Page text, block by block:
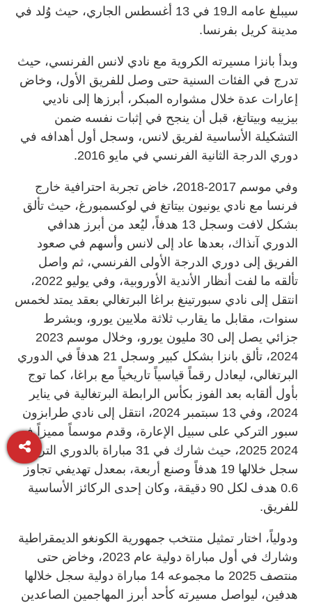
سيبلغ عامه الـ19 في 13 أغسطس الجاري، حيث وُلد في
مدينة كريل بفرنسا.
وبدأ بانزا مسيرته الكروية مع نادي لانس الفرنسي، حيث
تدرج في الفئات السنية حتى وصل للفريق الأول، وخاض
إعارات عدة خلال مشواره المبكر، أبرزها إلى ناديي
بيزييه وبيتاتغ، قبل أن ينجح في إثبات نفسه ضمن
التشكيلة الأساسية لفريق لانس، وسجل أول أهدافه في
دوري الدرجة الثانية الفرنسي في مايو 2016.
وفي موسم 2017-2018، خاض تجربة احترافية خارج
فرنسا مع نادي يونيون بيتاتغ في لوكسمبورغ، حيث تألق
بشكل لافت وسجل 13 هدفاً، ليُعد من أبرز هدافي
الدوري آنذاك، بعدها عاد إلى لانس وأسهم في صعود
الفريق إلى دوري الدرجة الأولى الفرنسي، ثم واصل
تألقه ما لفت أنظار الأندية الأوروبية، وفي يوليو 2022،
انتقل إلى نادي سبورتينغ براغا البرتغالي بعقد يمتد لخمس
سنوات، مقابل ما يقارب ثلاثة ملايين يورو، وبشرط
جزائي يصل إلى 30 مليون يورو، وخلال موسم 2023
2024، تألق بانزا بشكل كبير وسجل 21 هدفاً في الدوري
البرتغالي، ليعادل رقماً قياسياً تاريخياً مع براغا، كما توج
بأول ألقابه بعد الفوز بكأس الرابطة البرتغالية في يناير
2024، وفي 13 سبتمبر 2024، انتقل إلى نادي طرابزون
سبور التركي على سبيل الإعارة، وقدم موسماً مميزاً في
2024 2025، حيث شارك في 31 مباراة بالدوري التركي
سجل خلالها 19 هدفاً وصنع أربعة، بمعدل تهديفي تجاوز
0.6 هدف لكل 90 دقيقة، وكان إحدى الركائز الأساسية
للفريق.
ودولياً، اختار تمثيل منتخب جمهورية الكونغو الديمقراطية
وشارك في أول مباراة دولية عام 2023، وخاض حتى
منتصف 2025 ما مجموعه 14 مباراة دولية سجل خلالها
هدفين، ليواصل مسيرته كأحد أبرز المهاجمين الصاعدين